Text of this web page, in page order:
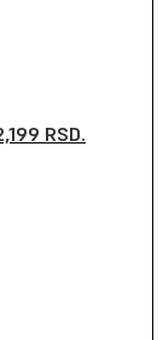
RSD.